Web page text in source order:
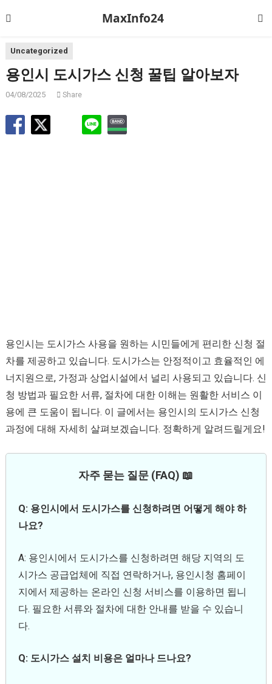
MaxInfo24
Uncategorized
용인시 도시가스 신청 꿀팁 알아보자
04/08/2025 Share
용인시는 도시가스 사용을 원하는 시민들에게 편리한 신청 절
차를 제공하고 있습니다. 도시가스는 안정적이고 효율적인 에
너지원으로, 가정과 상업시설에서 널리 사용되고 있습니다. 신
청 방법과 필요한 서류, 절차에 대한 이해는 원활한 서비스 이
용에 큰 도움이 됩니다. 이 글에서는 용인시의 도시가스 신청
과정에 대해 자세히 살펴보겠습니다. 정확하게 알려드릴게요!
자주 묻는 질문 (FAQ) 📖
Q: 용인시에서 도시가스를 신청하려면 어떻게 해야 하
나요?
A: 용인시에서 도시가스를 신청하려면 해당 지역의 도
시가스 공급업체에 직접 연락하거나, 용인시청 홈페이
지에서 제공하는 온라인 신청 서비스를 이용하면 됩니
다. 필요한 서류와 절차에 대한 안내를 받을 수 있습니
다.
Q: 도시가스 설치 비용은 얼마나 드나요?